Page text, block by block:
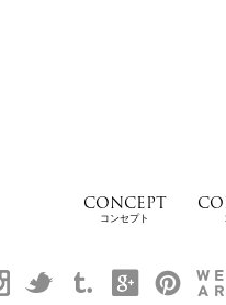
CONCEPT
コンセプト